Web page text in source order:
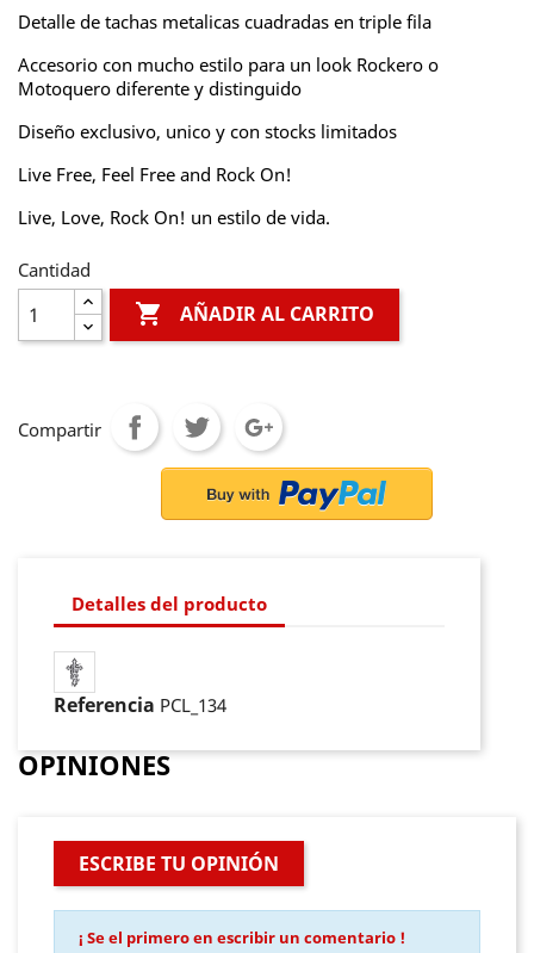
Detalle de tachas metalicas cuadradas en triple fila
Accesorio con mucho estilo para un look Rockero o
Motoquero diferente y distinguido
Diseño exclusivo, unico y con stocks limitados
Live Free, Feel Free and Rock On!
Live, Love, Rock On! un estilo de vida.
Cantidad
 AÑADIR AL CARRITO
Compartir
Detalles del producto
Referencia PCL_134
OPINIONES
ESCRIBE TU OPINIÓN
¡ Se el primero en escribir un comentario !